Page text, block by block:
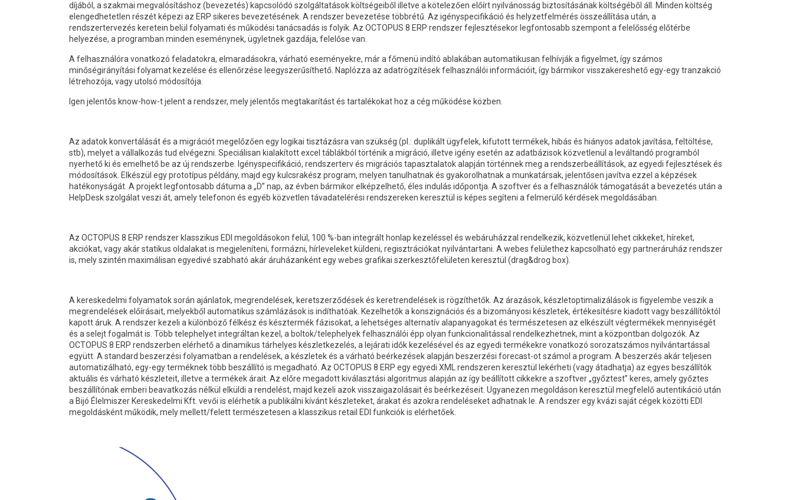
díjából, a szakmai megvalósításhoz (bevezetés) kapcsolódó szolgáltatások költségeiből illetve a kötelezően előírt nyilvánosság biztosításának költségéből áll. Minden költség
elengedhetetlen részét képezi az ERP sikeres bevezetésének. A rendszer bevezetése többrétű. Az igényspecifikáció és helyzetfelmérés összeállítása után, a
rendszertervezés keretein belül folyamati és működési tanácsadás is folyik. Az OCTOPUS 8 ERP rendszer fejlesztésekor legfontosabb szempont a felelősség előtérbe
helyezése, a programban minden eseménynek, ügyletnek gazdája, felelőse van.
A felhasználóra vonatkozó feladatokra, elmaradásokra, várható eseményekre, már a főmenü indító ablakában automatikusan felhívják a figyelmet, így számos
minőségirányítási folyamat kezelése és ellenőrzése leegyszerűsíthető. Naplózza az adatrögzítések felhasználói információit, így bármikor visszakereshető egy-egy tranzakció
létrehozója, vagy utolsó módosítója.
Igen jelentős know-how-t jelent a rendszer, mely jelentős megtakarítást és tartalékokat hoz a cég működése közben.
Az adatok konvertálását és a migrációt megelőzően egy logikai tisztázásra van szükség (pl.: duplikált ügyfelek, kifutott termékek, hibás és hiányos adatok javítása, feltöltése,
stb), melyet a vállalkozás tud elvégezni. Speciálisan kialakított excel táblákból történik a migráció, illetve igény esetén az adatbázisok közvetlenül a leváltandó programból
nyerhető ki és emelhető be az új rendszerbe. Igényspecifikáció, rendszerterv és migrációs tapasztalatok alapján történnek meg a rendszerbeállítások, az egyedi fejlesztések és
módosítások. Elkészül egy prototípus példány, majd egy kulcsrakész program, melyen tanulhatnak és gyakorolhatnak a munkatársak, jelentősen javítva ezzel a képzések
hatékonyságát. A projekt legfontosabb dátuma a „D” nap, az évben bármikor elképzelhető, éles indulás időpontja. A szoftver és a felhasználók támogatását a bevezetés után a
HelpDesk szolgálat veszi át, amely telefonon és egyéb közvetlen távadatelérési rendszereken keresztül is képes segíteni a felmerülő kérdések megoldásában.
Az OCTOPUS 8 ERP rendszer klasszikus EDI megoldásokon felül, 100 %-ban integrált honlap kezeléssel és webáruházzal rendelkezik, közvetlenül lehet cikkeket, híreket,
akciókat, vagy akár statikus oldalakat is megjeleníteni, formázni, hírleveleket küldeni, regisztrációkat nyilvántartani. A webes felülethez kapcsolható egy partneráruház rendszer
is, mely szintén maximálisan egyedivé szabható akár áruházanként egy webes grafikai szerkesztőfelületen keresztül (drag&drog box).
A kereskedelmi folyamatok során ajánlatok, megrendelések, keretszerződések és keretrendelések is rögzíthetők. Az árazások, készletoptimalizálások is figyelembe veszik a
megrendelések előírásait, melyekből automatikus számlázások is indíthatóak. Kezelhetők a konszignációs és a bizományosi készletek, értékesítésre kiadott vagy beszállítóktól
kapott áruk. A rendszer kezeli a különböző félkész és késztermék fázisokat, a lehetséges alternatív alapanyagokat és természetesen az elkészült végtermékek mennyiségét
és a selejt fogalmát is. Több telephelyet integráltan kezel, a boltok/telephelyek felhasználói épp olyan funkcionalitással rendelkezhetnek, mint a központban dolgozók. Az
OCTOPUS 8 ERP rendszerben elérhető a dinamikus tárhelyes készletkezelés, a lejárati idők kezelésével és az egyedi termékekre vonatkozó sorozatszámos nyilvántartással
együtt. A standard beszerzési folyamatban a rendelések, a készletek és a várható beérkezések alapján beszerzési forecast-ot számol a program. A beszerzés akár teljesen
automatizálható, egy-egy terméknek több beszállító is megadható. Az OCTOPUS 8 ERP egy egyedi XML rendszeren keresztül lekérheti (vagy átadhatja) az egyes beszállítók
aktuális és várható készleteit, illetve a termékek árait. Az előre megadott kiválasztási algoritmus alapján az így beállított cikkekre a szoftver „győztest” keres, amely győztes
beszállítónak emberi beavatkozás nélkül elküldi a rendelést, majd kezeli azok visszaigazolásait és beérkezéseit. Ugyanezen megoldáson keresztül megfelelő autentikáció után
a Bijó Élelmiszer Kereskedelmi Kft. vevői is elérhetik a publikálni kívánt készleteket, árakat és azokra rendeléseket adhatnak le. A rendszer egy kvázi saját cégek közötti EDI
megoldásként működik, mely mellett/felett természetesen a klasszikus retail EDI funkciók is elérhetőek.